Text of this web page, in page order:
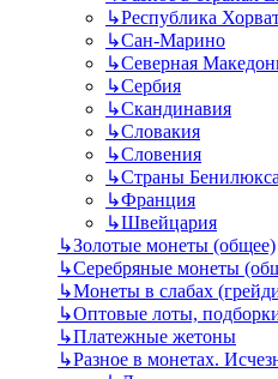
↳Республика
↳Сан-Марино
↳Северная
↳Сербия
↳Скандинавия
↳Словакия
↳Словения
↳Страны Бенилюкса
↳Франция
↳Швейцария
↳Золотые монеты (общее)
↳Серебряные монеты
↳Монеты в слабах
↳Оптовые лоты,
↳Платежные жетоны
↳Разное в монетах.